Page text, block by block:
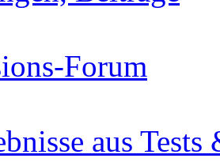
Forum
aus